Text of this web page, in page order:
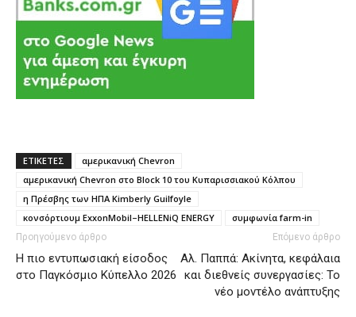
ΕΤΙΚΕΤΕΣ
αμερικανική Chevron
αμερικανική Chevron στο Block 10 του Κυπαρισσιακού Κόλπου
η Πρέσβης των ΗΠΑ Kimberly Guilfoyle
κονσόρτιουμ ExxonMobil–HELLENiQ ENERGY
συμφωνία farm-in
Προηγούμενο άρθρο
H πιο εντυπωσιακή είσοδος
στο Παγκόσμιο Κύπελλο 2026
Επόμενο άρθρο
Αλ. Παππά: Ακίνητα, κεφάλαια
και διεθνείς συνεργασίες: Το
νέο μοντέλο ανάπτυξης